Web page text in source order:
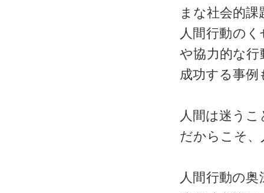
まな社会的
人間行動の
や協力的な
成功する事
人間は迷う
だからこそ
人間行動の